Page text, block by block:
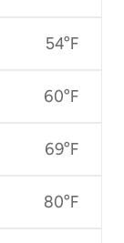
54°F
60°F
69°F
80°F